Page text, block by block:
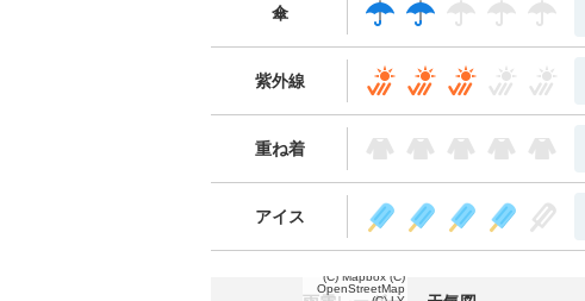
傘
紫外線
重ね着
アイス
(C) Mapbox (C)
OpenStreetMap